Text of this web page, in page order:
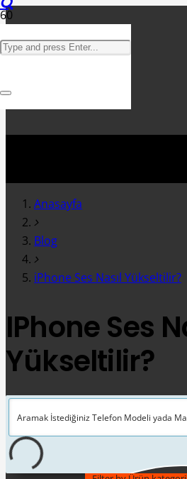
Anasayfa
Blog
iPhone Ses Nasıl Yükseltilir?
IPhone Ses
Yükseltilir?